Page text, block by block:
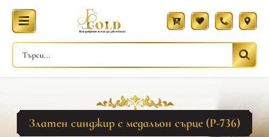
Златен синджир с медальон сърце (Р-736)